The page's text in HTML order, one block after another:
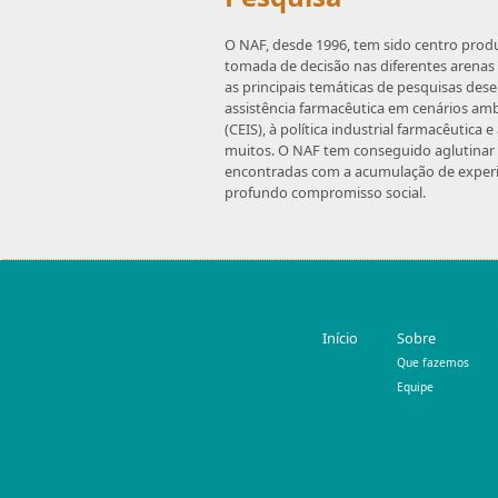
O NAF, desde 1996, tem sido centro
tomada de decisão nas diferentes
as principais temáticas de pesquisas
assistência farmacêutica em cenários
(CEIS), à política industrial farmacêutica
muitos.O NAF tem conseguido
encontradas com a acumulação de
profundo compromisso social.
Início Sobre
Que fazemos
Equipe